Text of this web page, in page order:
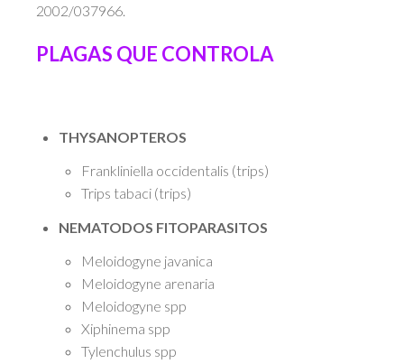
2002/037966.
PLAGAS QUE CONTROLA
THYSANOPTEROS
Frankliniella occidentalis (trips)
Trips tabaci (trips)
NEMATODOS FITOPARASITOS
Meloidogyne javanica
Meloidogyne arenaria
Meloidogyne spp
Xiphinema spp
Tylenchulus spp